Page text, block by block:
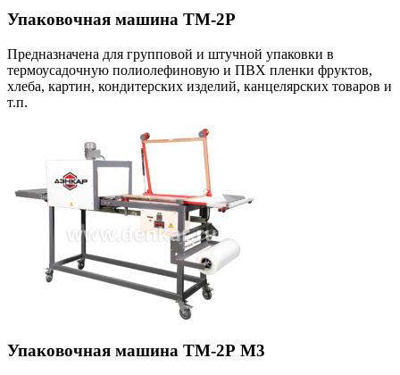
Упаковочная машина ТМ-2Р
Предназначена для групповой и штучной упаковки в
термоусадочную полиолефиновую и ПВХ пленки фруктов,
хлеба, картин, кондитерских изделий, канцелярских товаров и
т.п.
Упаковочная машина ТМ-2Р М3